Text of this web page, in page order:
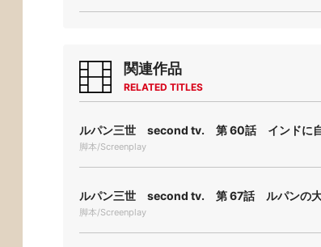
関連作品
RELATED TITLES
ルパン三世 second tv. 第 60話 インドに自
脚本/Screenplay
ルパン三世 second tv. 第 67話 ルパンの大
脚本/Screenplay